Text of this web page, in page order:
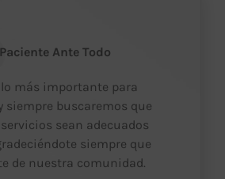
Ante Todo
lo más importante para
siempre buscaremos que
sean adecuados
siempre que
de nuestra comunidad.